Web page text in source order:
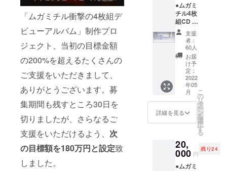
「ムガミチル衝撃の4枚組デ
ビューアルバム」制作プロ
ジェクト、当初の目標金額
の200%を超えるたくさんの
ご支援をいただきまして、
ありがとうございます。募
集期間も残すところ30日を
切りましたが、さらなるご
支援をいただけるよう、 次
の目標額を180万円と設定致
しました。
●ムガミ
チル4枚
組CD ●
アルバ
ムへの
お名前
クレ
ジット
備考欄
にお名
前の
ローマ
字表記
のご記
入をよ
致しま
す。 ●
レコー
ディン
支援
者：
60人
お届
け予
定：
2022
年05
月
詳細を見る
こ
の
リ
タ
ー
ン
を
選
択
す
る
20,
000 円
残り24
●ムガミ